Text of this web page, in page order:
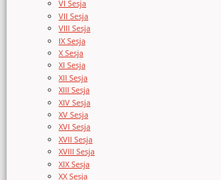
VI Sesja
VII Sesja
VIII Sesja
IX Sesja
X Sesja
XI Sesja
XII Sesja
XIII Sesja
XIV Sesja
XV Sesja
XVI Sesja
XVII Sesja
XVIII Sesja
XIX Sesja
XX Sesja